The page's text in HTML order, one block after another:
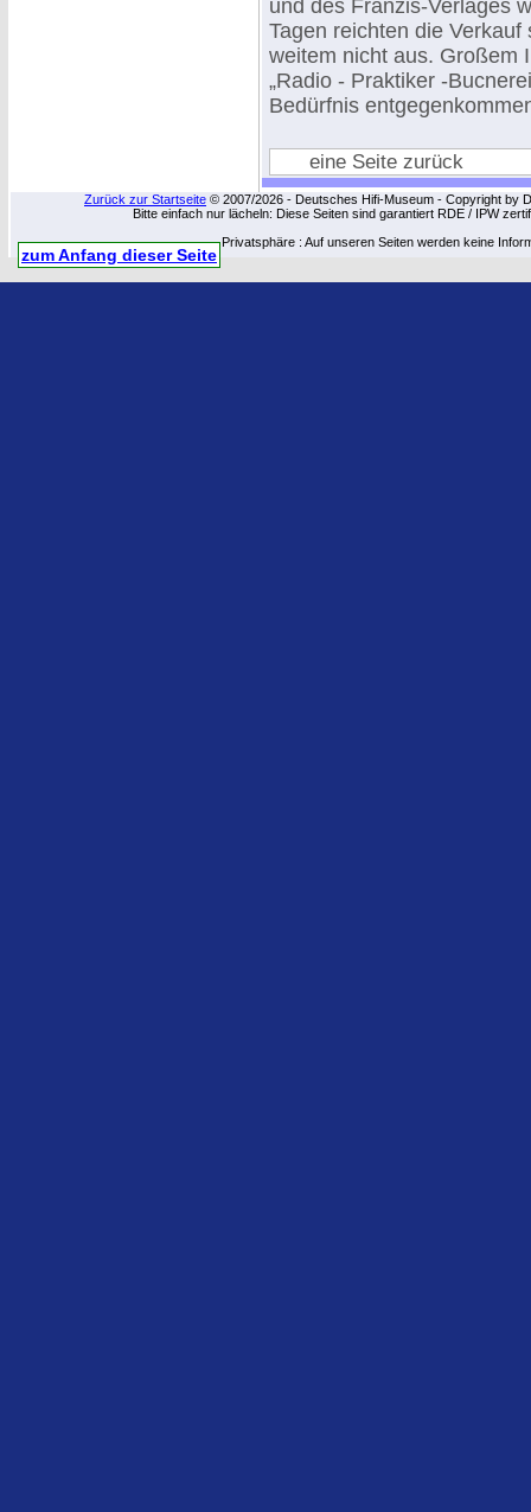
und des Franzis-Verlages
Tagen reichten die
weitem nicht aus. Großem
„Radio - Praktiker -
Bedürfnis
eine Seite zurück
Zurück zur Startseite © 2007/2026 - Deutsches Hifi-Museum - Copyright by
Bitte einfach nur lächeln: Diese Seiten sind garantiert RDE / IPW
Privatsphäre : Auf unseren Seiten werden keine
zum Anfang dieser Seite